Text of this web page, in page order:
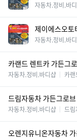
자동차.정비.바
제이에스오토
자동차.정비.바
카랜드 렌트카 가든그
자동차.정비.바디샵 카
드림자동차 가든그로브
자동차.정비.바디샵 드
오렌지유니온자동차